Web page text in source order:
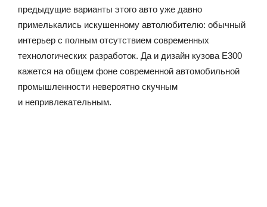
предыдущие варианты этого авто уже давно
примелькались искушенному автолюбителю: обычный
интерьер с полным отсутствием современных
технологических разработок. Да и дизайн кузова Е300
кажется на общем фоне современной автомобильной
промышленности невероятно скучным
и непривлекательным.